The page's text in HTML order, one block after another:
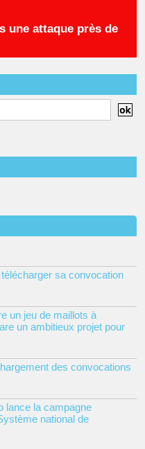
une attaque près de
sa convocation
un jeu de maillots à
un ambitieux projet pour
des convocations
lance la campagne
national de